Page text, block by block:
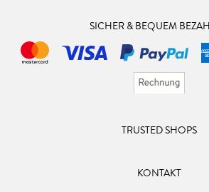
SICHER & BEQUEM
TRUSTED SHOPS
KONTAKT